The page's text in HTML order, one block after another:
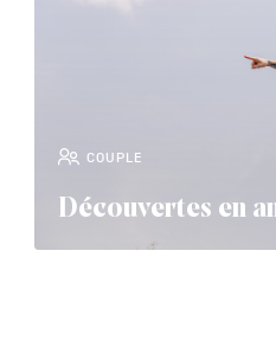
Découvertes en
COUPLE